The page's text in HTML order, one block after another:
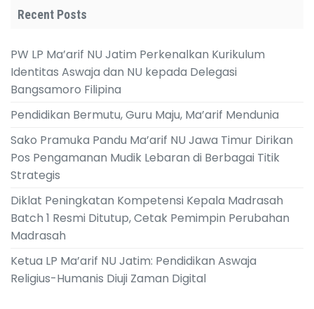
Recent Posts
PW LP Ma’arif NU Jatim Perkenalkan Kurikulum
Identitas Aswaja dan NU kepada Delegasi
Bangsamoro Filipina
Pendidikan Bermutu, Guru Maju, Ma’arif Mendunia
Sako Pramuka Pandu Ma’arif NU Jawa Timur Dirikan
Pos Pengamanan Mudik Lebaran di Berbagai Titik
Strategis
Diklat Peningkatan Kompetensi Kepala Madrasah
Batch 1 Resmi Ditutup, Cetak Pemimpin Perubahan
Madrasah
Ketua LP Ma’arif NU Jatim: Pendidikan Aswaja
Religius-Humanis Diuji Zaman Digital